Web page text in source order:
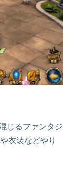
じるファンタジ
衣装などやり